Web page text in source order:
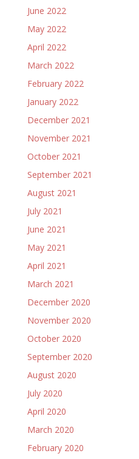
June 2022
May 2022
April 2022
March 2022
February 2022
January 2022
December 2021
November 2021
October 2021
September 2021
August 2021
July 2021
June 2021
May 2021
April 2021
March 2021
December 2020
November 2020
October 2020
September 2020
August 2020
July 2020
April 2020
March 2020
February 2020